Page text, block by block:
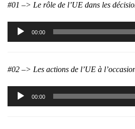
#01 –> Le rôle de l’UE dans les
Lecteur
audio
00:00
#02 –> Les actions de l’UE à
Lecteur
audio
00:00